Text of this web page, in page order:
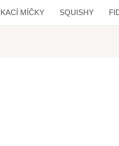
MÍČKY SQUISHY